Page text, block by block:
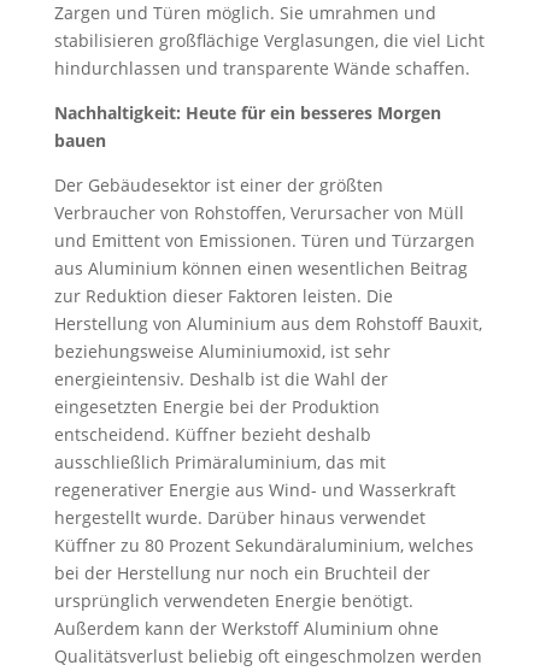
Zargen und Türen möglich. Sie umrahmen und
stabilisieren großflächige Verglasungen, die viel Licht
hindurchlassen und transparente Wände schaffen.
Nachhaltigkeit: Heute für ein besseres Morgen
bauen
Der Gebäudesektor ist einer der größten
Verbraucher von Rohstoffen, Verursacher von Müll
und Emittent von Emissionen. Türen und Türzargen
aus Aluminium können einen wesentlichen Beitrag
zur Reduktion dieser Faktoren leisten. Die
Herstellung von Aluminium aus dem Rohstoff Bauxit,
beziehungsweise Aluminiumoxid, ist sehr
energieintensiv. Deshalb ist die Wahl der
eingesetzten Energie bei der Produktion
entscheidend. Küffner bezieht deshalb
ausschließlich Primäraluminium, das mit
regenerativer Energie aus Wind- und Wasserkraft
hergestellt wurde. Darüber hinaus verwendet
Küffner zu 80 Prozent Sekundäraluminium, welches
bei der Herstellung nur noch ein Bruchteil der
ursprünglich verwendeten Energie benötigt.
Außerdem kann der Werkstoff Aluminium ohne
Qualitätsverlust beliebig oft eingeschmolzen werden